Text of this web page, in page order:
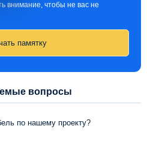
внимание, чтобы не вас не
памятку
вопросы
по нашему проекту?